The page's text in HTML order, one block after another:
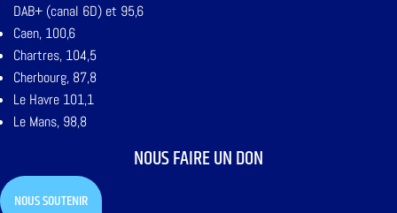
DAB+ (canal 6D) et 95,6
Caen, 100,6
Chartres, 104,5
Cherbourg, 87,8
Le Havre 101,1
Le Mans, 98,8
NOUS FAIRE UN DON
NOUS SOUTENIR